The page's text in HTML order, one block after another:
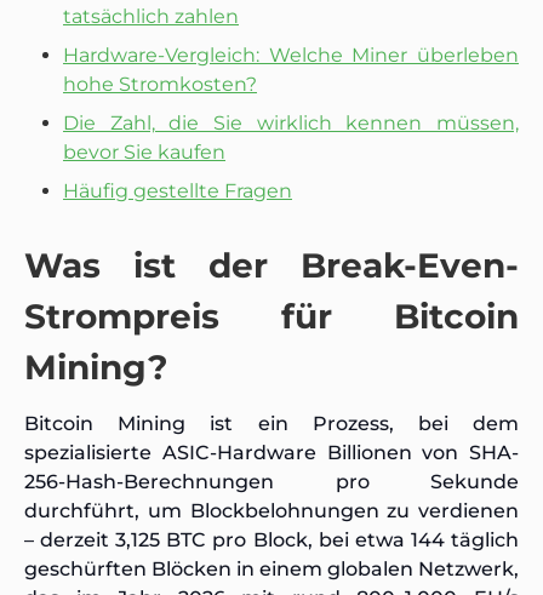
tatsächlich zahlen
Hardware-Vergleich: Welche Miner überleben
hohe Stromkosten?
Die Zahl, die Sie wirklich kennen müssen,
bevor Sie kaufen
Häufig gestellte Fragen
Was ist der Break-Even-
Strompreis für Bitcoin
Mining?
Bitcoin Mining ist ein Prozess, bei dem
spezialisierte ASIC-Hardware Billionen von SHA-
256-Hash-Berechnungen pro Sekunde
durchführt, um Blockbelohnungen zu verdienen
– derzeit 3,125 BTC pro Block, bei etwa 144 täglich
geschürften Blöcken in einem globalen Netzwerk,